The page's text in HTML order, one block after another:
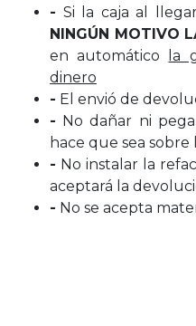
- Si la caja al
NINGÚN MOTIVO
en automático
la
dinero
- El envió de
- No dañar ni
hace que sea
- No instalar la
aceptará la
- No se acepta